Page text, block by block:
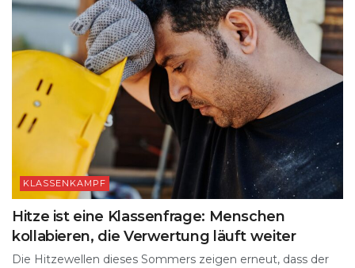
KLASSENKAMPF
Hitze ist eine Klassenfrage: Menschen
kollabieren, die Verwertung läuft weiter
Die Hitzewellen dieses Sommers zeigen erneut, dass der